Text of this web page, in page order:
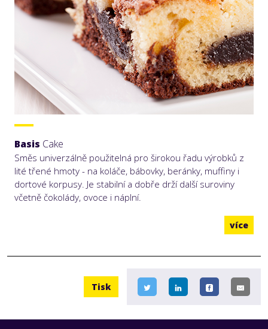
Basis Cake
Směs univerzálně použitelná pro širokou řadu výrobků z
lité třené hmoty - na koláče, bábovky, beránky, muffiny i
dortové korpusy. Je stabilní a dobře drží další suroviny
včetně čokolády, ovoce i náplní.
více
Tisk